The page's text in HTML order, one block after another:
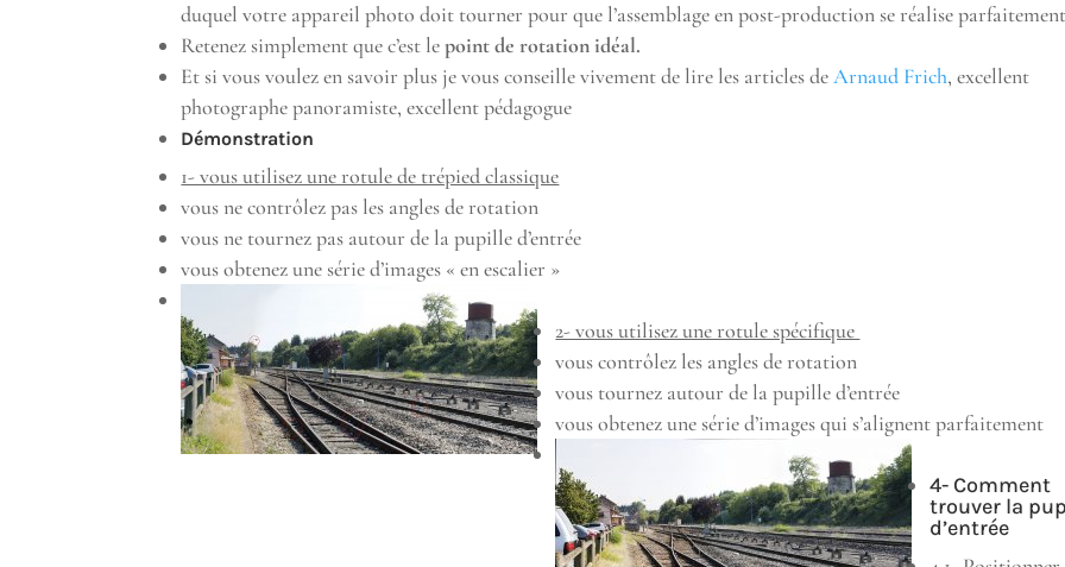
duquel votre appareil photo doit tourner pour que l’assemblage en post-production se réalise
Retenez simplement que c’est lepoint de rotation idéal.
Et si vous voulez en savoir plus je vous conseille vivement de lire les articles deArnaud Frich, excellent
photographe panoramiste, excellent pédagogue
Démonstration
1- vous utilisez une rotule de trépied classique
vous ne contrôlez pas les angles de rotation
vous ne tournez pas autour de la pupille d’entrée
vous obtenez une série d’images « en escalier »
2- vous utilisez une rotule spécifique
vous contrôlez les angles de rotation
vous tournez autour de la pupille d’entrée
vous obtenez une série d’images qui s’alignent parfaitement
4- Comment
trouver la
d’entrée